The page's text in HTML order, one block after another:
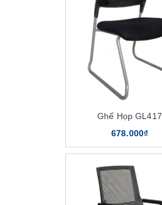
Ghế Họp GL417
678.000₫